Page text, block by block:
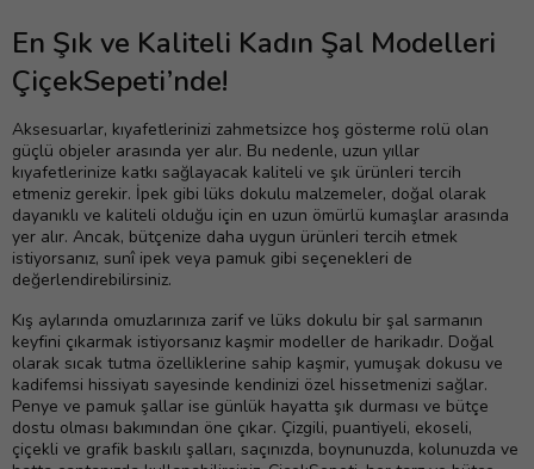
En Şık ve Kaliteli Kadın Şal Modelleri
ÇiçekSepeti’nde!
Aksesuarlar, kıyafetlerinizi zahmetsizce hoş gösterme rolü olan
güçlü objeler arasında yer alır. Bu nedenle, uzun yıllar
kıyafetlerinize katkı sağlayacak kaliteli ve şık ürünleri tercih
etmeniz gerekir. İpek gibi lüks dokulu malzemeler, doğal olarak
dayanıklı ve kaliteli olduğu için en uzun ömürlü kumaşlar arasında
yer alır. Ancak, bütçenize daha uygun ürünleri tercih etmek
istiyorsanız, sunî ipek veya pamuk gibi seçenekleri de
değerlendirebilirsiniz.
Kış aylarında omuzlarınıza zarif ve lüks dokulu bir şal sarmanın
keyfini çıkarmak istiyorsanız kaşmir modeller de harikadır. Doğal
olarak sıcak tutma özelliklerine sahip kaşmir, yumuşak dokusu ve
kadifemsi hissiyatı sayesinde kendinizi özel hissetmenizi sağlar.
Penye ve pamuk şallar ise günlük hayatta şık durması ve bütçe
dostu olması bakımından öne çıkar. Çizgili, puantiyeli, ekoseli,
çiçekli ve grafik baskılı şalları, saçınızda, boynunuzda, kolunuzda ve